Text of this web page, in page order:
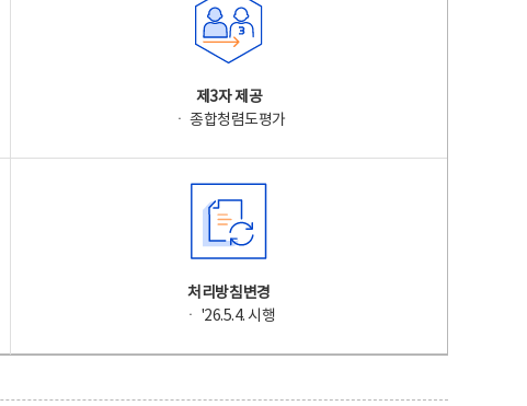
제3자 제공
ㆍ 종합청렴도평가
처리방침변경
ㆍ '26.5.4. 시행